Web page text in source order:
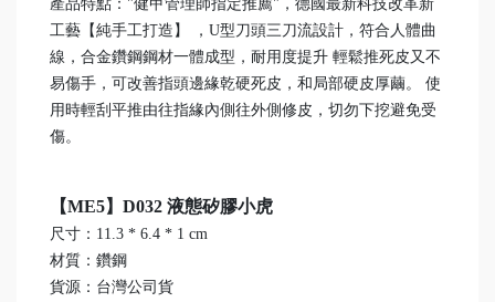
產品特點："健甲管理師指定推薦"，德國最新科技改革新
工藝【純手工打造】 ，U型刀頭三刀流設計，符合人體曲
線，合金鑽鋼鋼材一體成型，耐用度提升 輕鬆推死皮又不
易傷手，可改善指頭邊緣乾硬死皮，和局部硬皮厚繭。 使
用時輕刮平推由往指緣內側往外側修皮，切勿下挖避免受
傷。
【ME5】D032 液態矽膠小虎
尺寸：11.3 * 6.4 * 1 cm
材質：鑽鋼
貨源：台灣公司貨